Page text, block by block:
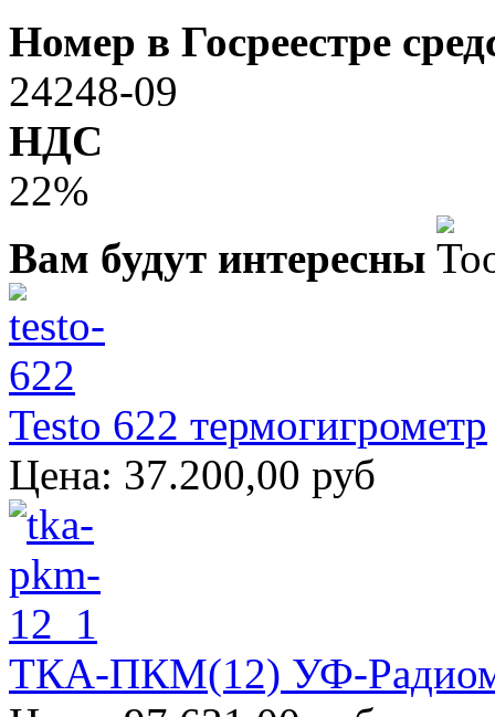
Номер в Госреестре
24248-09
НДС
22%
Вам будут интересны
Testo 622 термогигрометр
Цена: 37.200,00 руб
ТКА-ПКМ(12) УФ-